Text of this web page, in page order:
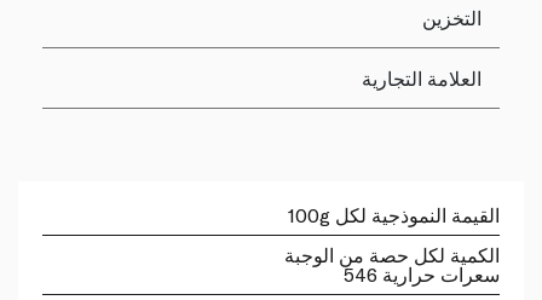
التخزين
العلامة التجارية
القيمة النموذجية لكل 100g
الكمية لكل حصة من الوجبة
سعرات حرارية 546